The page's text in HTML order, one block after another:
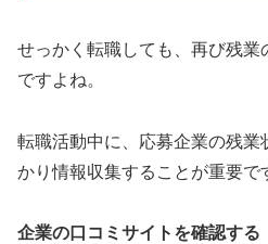
せっかく転職しても、再び残業
ですよね。
転職活動中に、応募企業の残業
かり情報収集することが重要で
企業の口コミサイトを確認する